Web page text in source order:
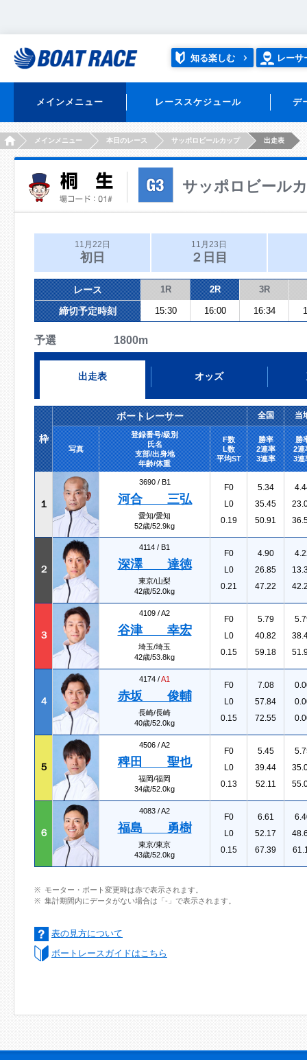
知る楽しむ レーサ
メインメニュー レーススケジュール デ
HOMEメインメニュー 本日のレース サッポロビールカップ 出走表
サッポロビール
11月22日
初日
11月23日
２日目
レース 1R 2R 3R
締切予定時刻 15:30 16:00 16:34
予選 1800m
出走表 オッズ
枠
ボートレーサー 全国 当
写真
登録番号/級別
氏名
支部/出身地
年齢/体重
F数
L数
平均ST
勝率
2連率
3連率
勝
2連
3連
１
3690 / B1
河合 三弘
愛知/愛知
52歳/52.9kg
F0
L0
0.19
5.34
35.45
50.91
２
4114 / B1
深澤 達徳
東京/山梨
42歳/52.0kg
F0
L0
0.21
4.90
26.85
47.22
３
4109 /A2
谷津 幸宏
埼玉/埼玉
42歳/53.8kg
F0
L0
0.15
5.79
40.82
59.18
４
4174 /A1
赤坂 俊輔
長崎/長崎
40歳/52.0kg
F0
L0
0.15
7.08
57.84
72.55
５
4506 /A2
稗田 聖也
福岡/福岡
34歳/52.0kg
F0
L0
0.13
5.45
39.44
52.11
６
4083 /A2
福島 勇樹
東京/東京
43歳/52.0kg
F0
L0
0.15
6.61
52.17
67.39
モーター・ボート変更時は赤で表示されます。
集計期間内にデータがない場合は「-」で表示されます。
表の見方について
ボートレースガイドはこちら